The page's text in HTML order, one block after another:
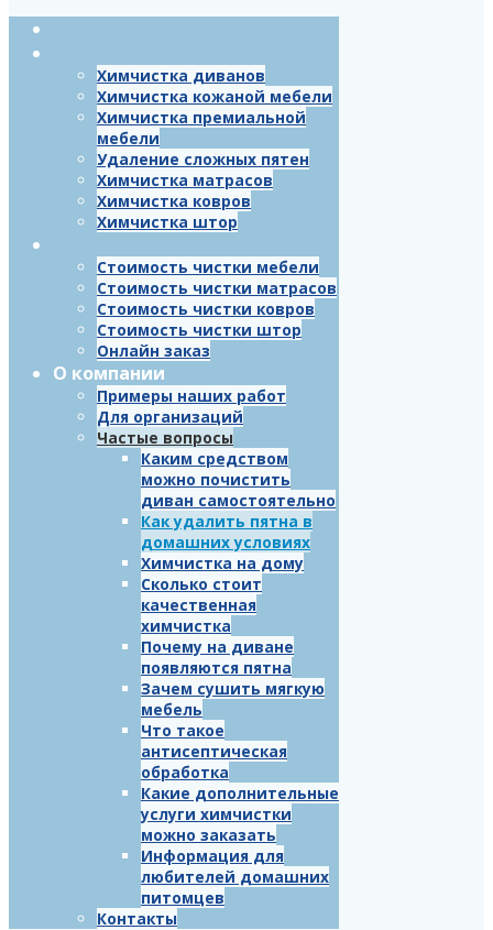
Химчистка диванов
Химчистка кожаной мебели
Химчистка премиальной
мебели
Удаление сложных пятен
Химчистка матрасов
Химчистка ковров
Химчистка штор
Стоимость чистки мебели
Стоимость чистки матрасов
Стоимость чистки ковров
Стоимость чистки штор
Онлайн заказ
О компании
Примеры наших работ
Для организаций
Частые вопросы
Каким средством
можно почистить
диван самостоятельно
Как удалить пятна в
домашних условиях
Химчистка на дому
Сколько стоит
качественная
химчистка
Почему на диване
появляются пятна
Зачем сушить мягкую
мебель
Что такое
антисептическая
обработка
Какие дополнительные
услуги химчистки
можно заказать
Информация для
любителей домашних
питомцев
Контакты